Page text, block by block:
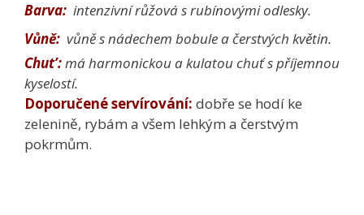
Barva: intenzivní růžová s rubínovými odlesky.
Vůně: vůně s nádechem bobule a čerstvých květin.
Chut’:má harmonickou a kulatou chuť s příjemnou
kyselostí.
Doporučené servírování: dobře se hodí ke
zelenině, rybám a všem lehkým a čerstvým
pokrmům.